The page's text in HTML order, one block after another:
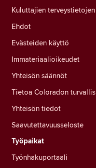
Kuluttajien
Ehdot
Evästeiden käyttö
Immateriaalioikeudet
Yhteisön säännöt
Tietoa Coloradon
Yhteisön tiedot
Saavutettavuusseloste
Työpaikat
Työnhakuportaali